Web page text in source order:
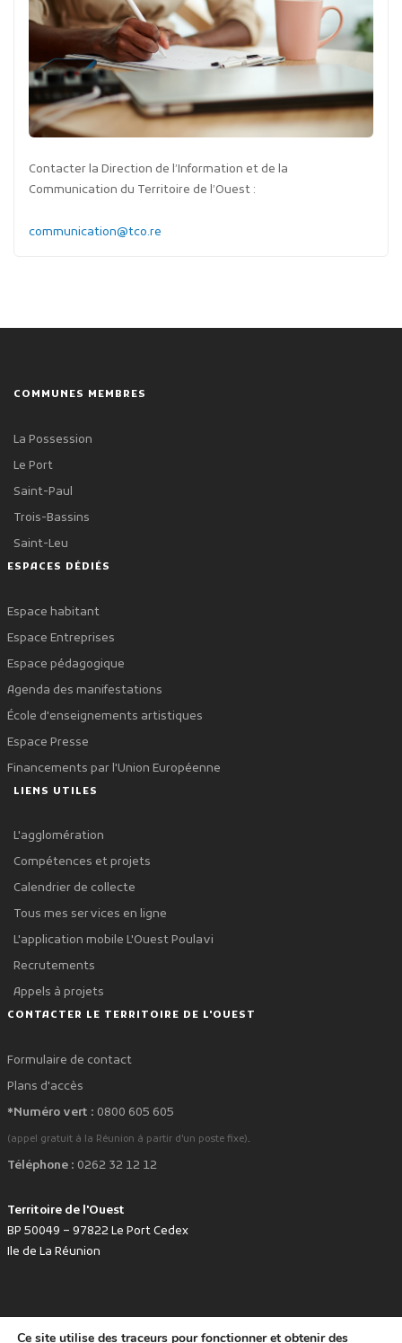
Contacter la Direction de l’Information et de la
Communication du Territoire de l’Ouest :
communication@tco.re
COMMUNES MEMBRES
La Possession
Le Port
Saint-Paul
Trois-Bassins
Saint-Leu
ESPACES DÉDIÉS
Espace habitant
Espace Entreprises
Espace pédagogique
Agenda des manifestations
École d'enseignements artistiques
Espace Presse
Financements par l'Union Européenne
LIENS UTILES
L'agglomération
Compétences et projets
Calendrier de collecte
Tous mes services en ligne
L'application mobile L'Ouest Poulavi
Recrutements
Appels à projets
CONTACTER LE TERRITOIRE DE L'OUEST
Formulaire de contact
Plans d'accès
*Numéro vert : 0800 605 605
(appel gratuit à la Réunion à partir d'un poste fixe).
Téléphone : 0262 32 12 12
Territoire de l'Ouest
BP 50049 – 97822 Le Port Cedex
Ile de La Réunion
Développé avec favoritepar le Territoire de l'Ouest © www.tco.re -2026.
Ce site utilise des traceurs pour fonctionner et obtenir des